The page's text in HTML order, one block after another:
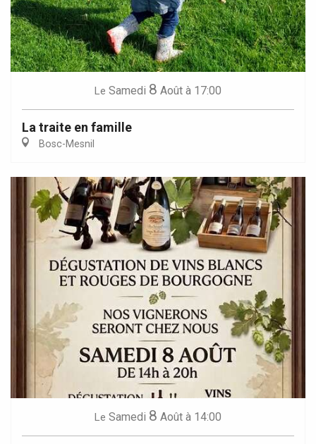
Le Samedi 8 Août à 17:00
La traite en famille
Bosc-Mesnil
Le Samedi 8 Août à 14:00